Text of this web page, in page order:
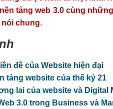
tảng web 3.0 cùng
nói chung.
đề của Website hiện đại
tảng website của thế kỷ 21
lai của website và Digital
3.0 trong Business và